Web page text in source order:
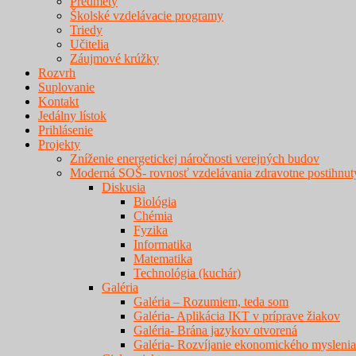
Školské vzdelávacie programy
Triedy
Učitelia
Záujmové krúžky
Rozvrh
Suplovanie
Kontakt
Jedálny lístok
Prihlásenie
Projekty
Zníženie energetickej náročnosti verejných budov
Moderná SOŠ- rovnosť vzdelávania zdravotne
Diskusia
Biológia
Chémia
Fyzika
Informatika
Matematika
Technológia (kuchár)
Galéria
Galéria – Rozumiem, teda som
Galéria- Aplikácia IKT v príprave žiakov
Galéria- Brána jazykov otvorená
Galéria- Rozvíjanie ekonomického myslenia